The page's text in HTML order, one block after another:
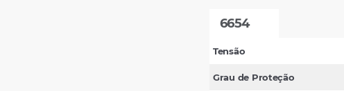
6654
Tensão
Grau de Proteção